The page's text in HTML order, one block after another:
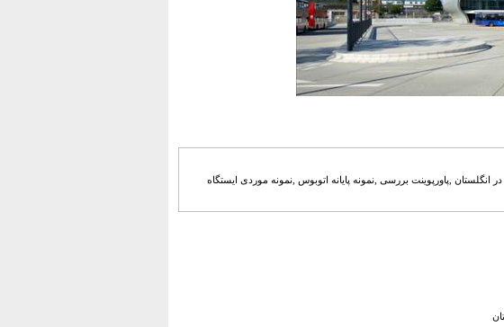
معماری ایستگاه اتوبوس ,ایستگاه اتوبوس ثلوق , Slough ,اثر گروه معماری , Bblur در انگلستان ,پاورپوینت بررسی ,نمونه پایانه اتوبوس ,نمونه موردی ایستگاه